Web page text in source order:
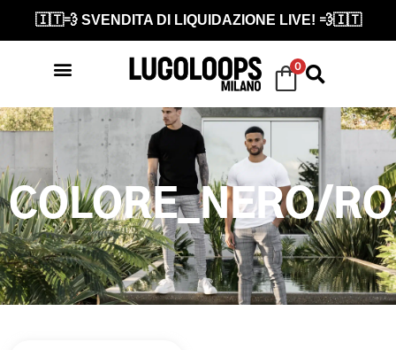
🇮🇹💨 SVENDITA DI LIQUIDAZIONE LIVE! 💨🇮🇹
0
COLORE_NERO/